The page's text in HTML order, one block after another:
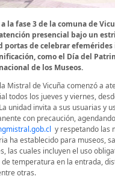
la fase 3 de la comuna de
presencial bajo un
portas de celebrar
como el Día del
de los Museos.
Mistral de Vicuña comenzó a
todos los jueves y viernes,
unidad invita a sus usuarias y
con precaución,
y respetando las
ha establecido para museos,
las cuales incluyen el uso
temperatura en la entrada,
otras.